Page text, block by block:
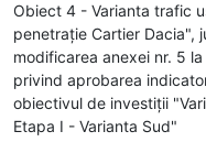
Obiect 4 - Varianta trafic
penetraţie Cartier Dacia",
modificarea anexei nr. 5
privind aprobarea
obiectivul de investiţii
Etapa I - Varianta Sud"